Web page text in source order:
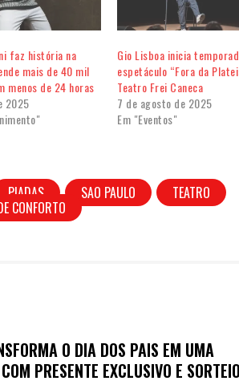
faz história na
mais de 40 mil
menos de 24 horas
2025
Gio Lisboa inicia
espetáculo “Fora da
Teatro Frei Caneca
7 de agosto de 2025
Em "Eventos"
PIADAS SAO PAULO TEATRO
CONFORTO
O DIA DOS PAIS EM UMA
PRESENTE EXCLUSIVO E